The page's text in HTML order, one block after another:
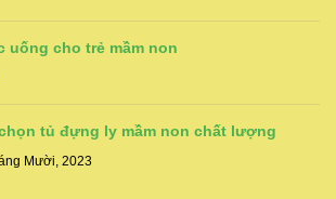
uống cho trẻ mầm non
tủ đựng ly mầm non chất lượng
Mười, 2023